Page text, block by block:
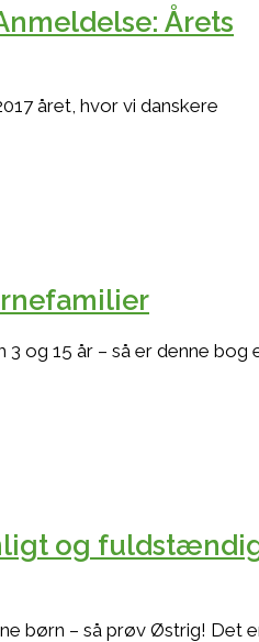
Årets
året, hvor vi danskere
og 15 år – så er denne bog
og
børn – så prøv Østrig! Det